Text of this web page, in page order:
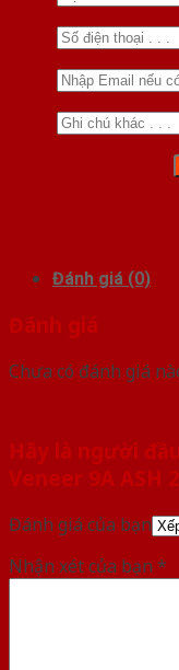
Đánh giá (0)
Đánh giá
Chưa có đánh giá
Hãy là người
Veneer 9A ASH
Đánh giá của bạn
Nhận xét của bạn *